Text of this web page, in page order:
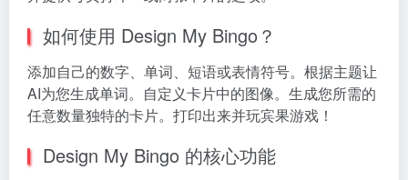
如何使用 Design My Bingo？
添加自己的数字、单词、短语或表情符号。根据主题让
AI为您生成单词。自定义卡片中的图像。生成您所需的
任意数量独特的卡片。打印出来并玩宾果游戏！
Design My Bingo 的核心功能